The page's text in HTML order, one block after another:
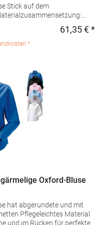
& Co. KG Am Stadtholz
Bielefeld Deutschland E-Mail: info@seidensticker.de
61,35 € *
*
Oxford-Bluse
Material